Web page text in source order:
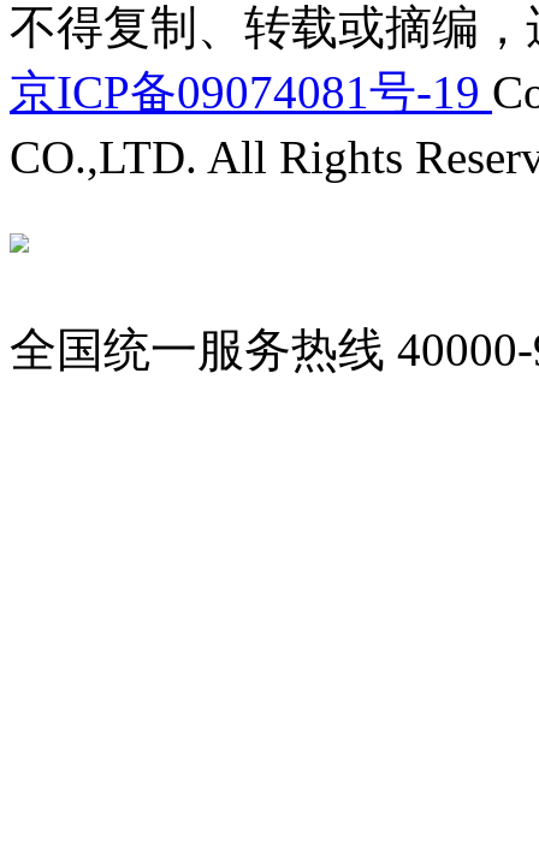
不得复制、转载或摘编
京ICP备09074081号-19
CO.,LTD. All Rights
全国统一服务热线